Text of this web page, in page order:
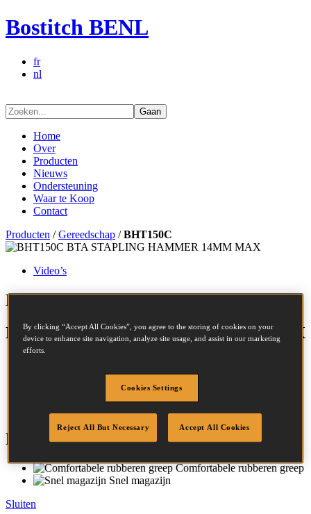
Bostitch BENL
fr
nl
Gaan
Home
Over
Producten
Nieuws
Ondersteuning
Waar te Koop
Contact
Producten /Gereedschap /BHT150C
Video’s
BHT150C
BTA STAPLING HAMMER 14MM MAX
10.7 - 10.7mm
Kenmerken
Comfortabele rubberen greep
Snel magazijn
Sluiten
By clicking “Accept All Cookies”, you agree to the storing of cookies on your
device to enhance site navigation, analyze site usage, and assist in our marketing
efforts.
Cookies Settings
Reject All But Necessary Accept All Cookies